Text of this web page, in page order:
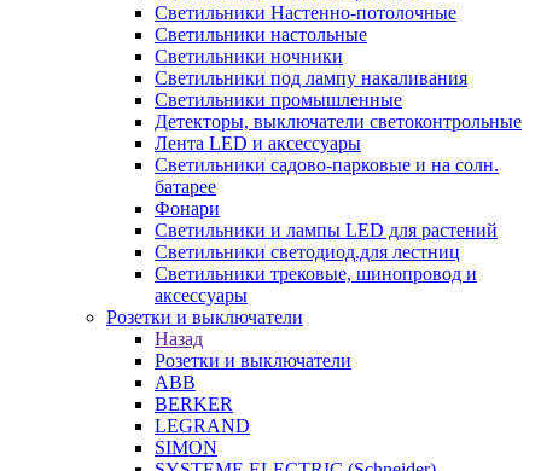
Светильники Настенно-потолочные
Светильники настольные
Светильники ночники
Светильники под лампу накаливания
Светильники промышленные
Детекторы, выключатели светоконтрольные
Лента LED и аксессуары
Светильники садово-парковые и на солн.
батарее
Фонари
Светильники и лампы LED для растений
Светильники светодиод.для лестниц
Светильники трековые, шинопровод и
аксессуары
Розетки и выключатели
Назад
Розетки и выключатели
ABB
BERKER
LEGRAND
SIMON